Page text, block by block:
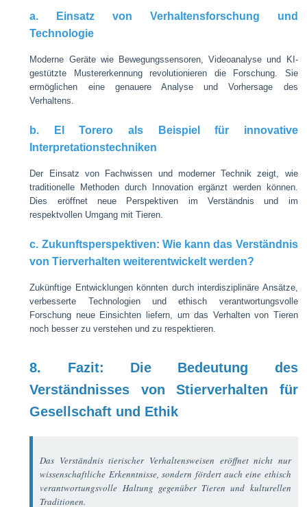
a. Einsatz von Verhaltensforschung und
Technologie
Moderne Geräte wie Bewegungssensoren, Videoanalyse und KI-
gestützte Mustererkennung revolutionieren die Forschung. Sie
ermöglichen eine genauere Analyse und Vorhersage des
Verhaltens.
b. El Torero als Beispiel für innovative
Interpretationstechniken
Der Einsatz von Fachwissen und moderner Technik zeigt, wie
traditionelle Methoden durch Innovation ergänzt werden können.
Dies eröffnet neue Perspektiven im Verständnis und im
respektvollen Umgang mit Tieren.
c. Zukunftsperspektiven: Wie kann das Verständnis
von Tierverhalten weiterentwickelt werden?
Zukünftige Entwicklungen könnten durch interdisziplinäre Ansätze,
verbesserte Technologien und ethisch verantwortungsvolle
Forschung neue Einsichten liefern, um das Verhalten von Tieren
noch besser zu verstehen und zu respektieren.
8. Fazit: Die Bedeutung des
Verständnisses von Stierverhalten für
Gesellschaft und Ethik
Das Verständnis tierischer Verhaltensweisen eröffnet nicht nur
wissenschaftliche Erkenntnisse, sondern fördert auch eine ethisch
verantwortungsvolle Haltung gegenüber Tieren und kulturellen
Traditionen.